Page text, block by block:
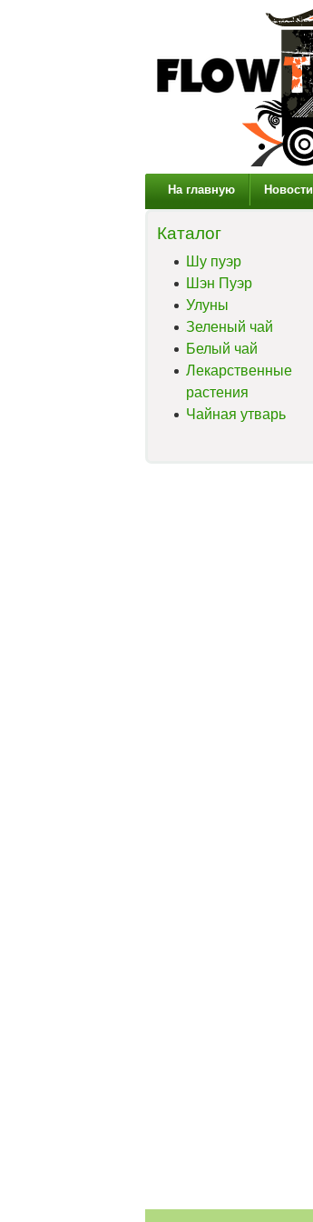
На главную Новости
Каталог
Шу пуэр
Шэн Пуэр
Улуны
Зеленый чай
Белый чай
Лекарственные
растения
Чайная утварь